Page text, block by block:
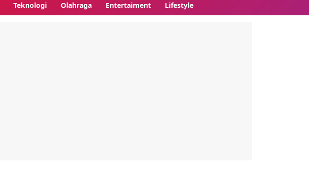
Teknologi Olahraga Entertaiment Lifestyle